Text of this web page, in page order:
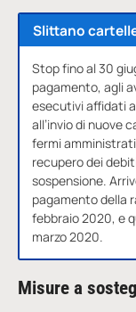
Slittano
Stop fino al 30
pagamento, agli
esecutivi affidati
all’invio di nuove
fermi
recupero dei
sospensione.
pagamento della
febbraio 2020, e
marzo 2020.
Misure a